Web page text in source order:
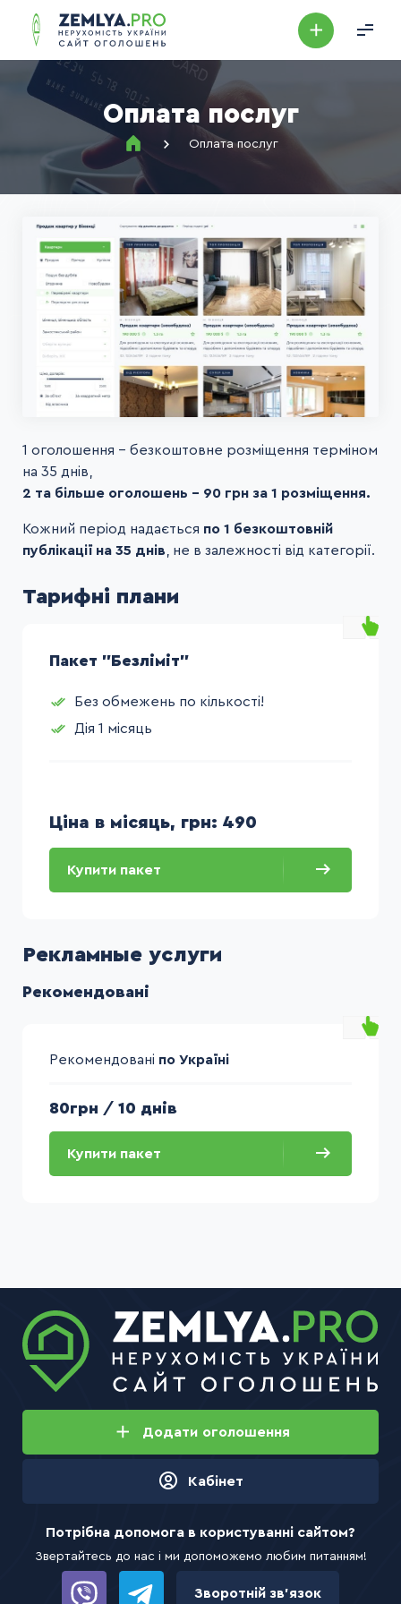
Оплата послуг
Оплата послуг
1 оголошення - безкоштовне розміщення терміном
на 35 днів,
2 та більше оголошень - 90 грн за 1 розміщення.
Кожний період надається по 1 безкоштовній
публікації на 35 днів, не в залежності від категорії.
Тарифні плани
Пакет "Безліміт"
Без обмежень по кількості!
Дія 1 місяць
Ціна в місяць, грн 490
Купити пакет
Рекламные услуги
Рекомендовані
Рекомендовані по Україні
80грн / 10 днів
Купити пакет
Додати оголошення
Кабінет
Потрібна допомога в користуванні сайтом?
Звертайтесь до нас і ми допоможемо любим питанням!
Зворотній зв’язок